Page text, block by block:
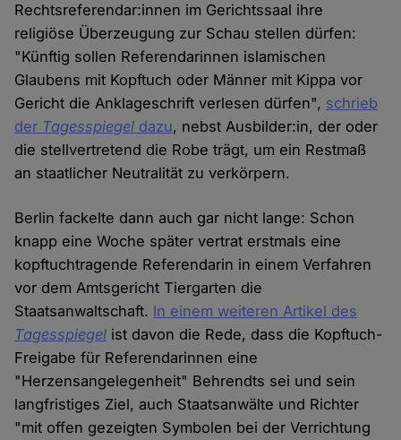
Rechtsreferendar:innen im Gerichtssaal ihre
religiöse Überzeugung zur Schau stellen dürfen:
"Künftig sollen Referendarinnen islamischen
Glaubens mit Kopftuch oder Männer mit Kippa vor
Gericht die Anklageschrift verlesen dürfen", schrieb
der Tagesspiegel dazu, nebst Ausbilder:in, der oder
die stellvertretend die Robe trägt, um ein Restmaß
an staatlicher Neutralität zu verkörpern.
Berlin fackelte dann auch gar nicht lange: Schon
knapp eine Woche später vertrat erstmals eine
kopftuchtragende Referendarin in einem Verfahren
vor dem Amtsgericht Tiergarten die
Staatsanwaltschaft. In einem weiteren Artikel des
Tagesspiegel ist davon die Rede, dass die Kopftuch-
Freigabe für Referendarinnen eine
"Herzensangelegenheit" Behrendts sei und sein
langfristiges Ziel, auch Staatsanwälte und Richter
"mit offen gezeigten Symbolen bei der Verrichtung